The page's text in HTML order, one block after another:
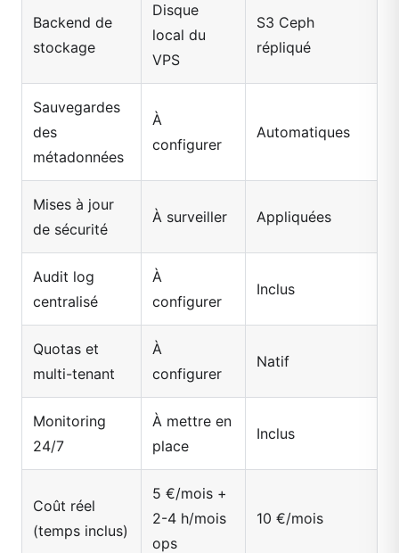
Backend de
stockage
Disque
local du
VPS
S3 Ceph
répliqué
Sauvegardes
des
métadonnées
À
configurer
Automatiques
Mises à jour
de sécurité
À surveiller Appliquées
Audit log
centralisé
À
configurer
Inclus
Quotas et
multi-tenant
À
configurer
Natif
Monitoring
24/7
À mettre en
place
Inclus
Coût réel
(temps inclus)
5 €/mois +
2-4 h/mois
ops
10 €/mois